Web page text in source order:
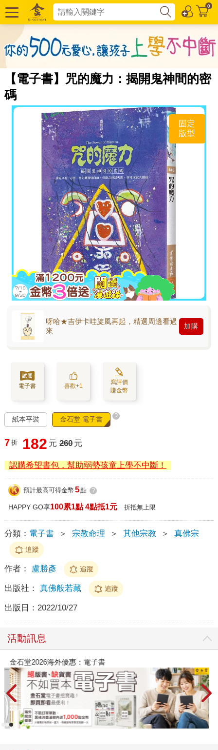
0
【電子書】咒的魔力：揭開鬼神間的密
碼
固定
版型
呀哈★吉伊卡哇旋風再起，精選周邊看過
來
加購
電子書 喜歡+1
寫評價
賺金幣
紙本平裝 金石堂 電子書 ?
7 折 182 元 260 元
認購希望書包，幫助弱勢孩童上學不中斷！
預計最高可得金幣 5點 ?
HAPPY GO享100累1點 4點抵1元 折抵無上限
分類： 電子書 ＞ 宗教命理 ＞ 其他宗教 ＞ 真佛宗
追蹤
作者： 盧勝彥 追蹤
出版社： 真佛般若藏 追蹤
出版日： 2022/10/27
活動訊息
金石堂2026海外優惠：電子書